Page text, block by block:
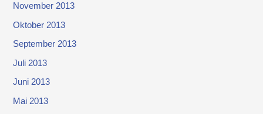
November 2013
Oktober 2013
September 2013
Juli 2013
Juni 2013
Mai 2013